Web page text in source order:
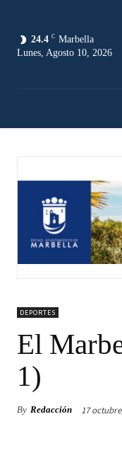
24.4 C Marbella
Lunes, Agosto 10, 2026
DEPORTES
El
1)
By Redacción 17